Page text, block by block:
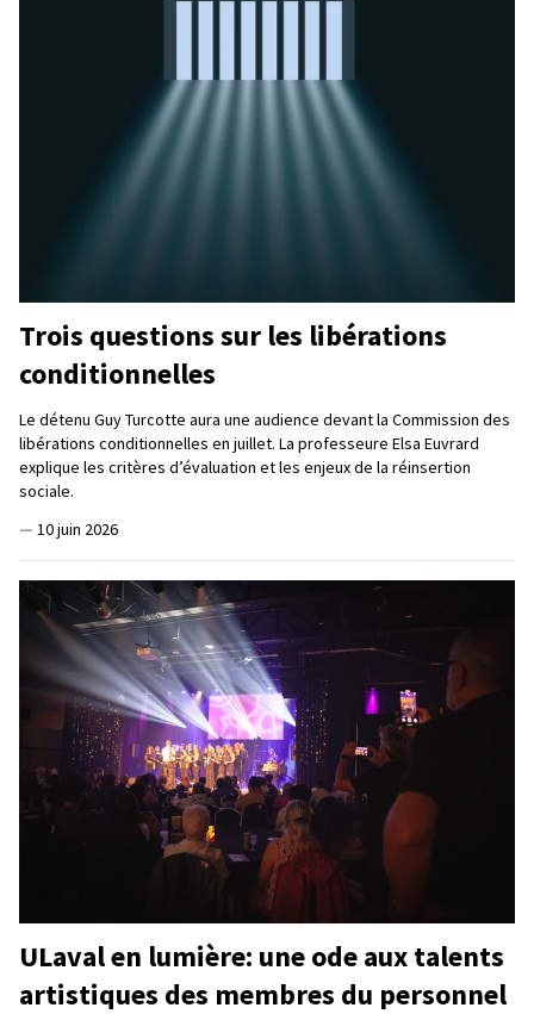
Trois questions sur les libérations
conditionnelles
Le détenu Guy Turcotte aura une audience devant la Commission des
libérations conditionnelles en juillet. La professeure Elsa Euvrard
explique les critères d’évaluation et les enjeux de la réinsertion
sociale.
— 10 juin 2026
ULaval en lumière: une ode aux talents
artistiques des membres du personnel